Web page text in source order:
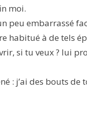
moi.
peu embarrassé
habitué à de tels
si tu veux ? lui
: j’ai des bouts de